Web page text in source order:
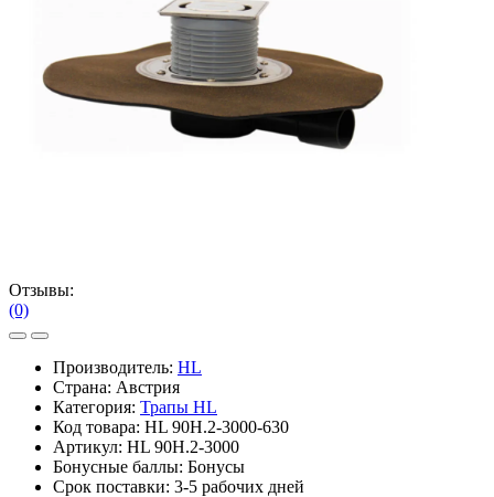
Отзывы:
(0)
Производитель: HL
Страна: Австрия
Категория: Трапы HL
Код товара: HL 90H.2-3000-630
Артикул: HL 90H.2-3000
Бонусные баллы: Бонусы
Срок поставки: 3-5 рабочих дней